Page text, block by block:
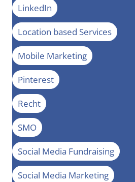
LinkedIn
Location based Services
Mobile Marketing
Pinterest
Recht
SMO
Social Media Fundraising
Social Media Marketing